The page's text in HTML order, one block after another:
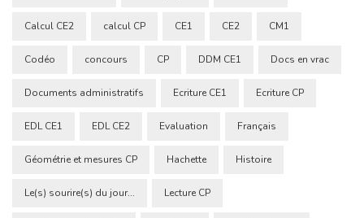
Calcul CE2 calcul CP CE1 CE2 CM1
Codéo concours CP DDM CE1 Docs en vrac
Documents administratifs Ecriture CE1 Ecriture CP
EDL CE1 EDL CE2 Evaluation Français
Géométrie et mesures CP Hachette Histoire
Le(s) sourire(s) du jour... Lecture CP